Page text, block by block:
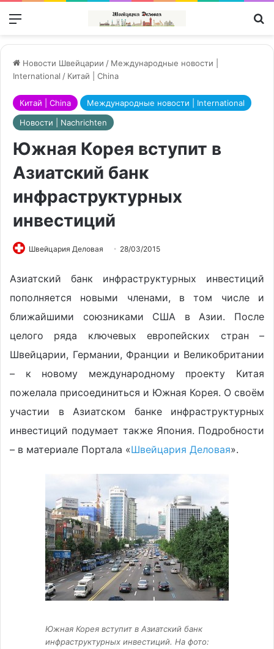
Меню
Новости Швейцарии / Международные новости |
International / Китай | China
Китай | China
Международные новости | International
Новости | Nachrichten
Южная Корея вступит в
Азиатский банк
инфраструктурных
инвестиций
Швейцария Деловая 28/03/2015
Азиатский банк инфраструктурных инвестиций
пополняется новыми членами, в том числе и
ближайшими союзниками США в Азии. После
целого ряда ключевых европейских стран –
Швейцарии, Германии, Франции и Великобритании
– к новому международному проекту Китая
пожелала присоединиться и Южная Корея. О своём
участии в Азиатском банке инфраструктурных
инвестиций подумает также Япония. Подробности
– в материале Портала «Швейцария Деловая».
Южная Корея вступит в Азиатский банк
инфраструктурных инвестиций. На фото: